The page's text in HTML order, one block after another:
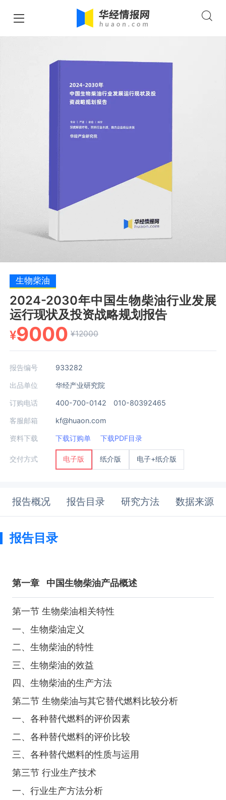
生物柴油
2024-2030年中国生物柴油行业发展
运行现状及投资战略规划报告
¥9000 ¥12000
报告编号 933282
出品单位 华经产业研究院
订购电话 400-700-0142 010-80392465
客服邮箱 kf@huaon.com
资料下载 下载订购单 下载PDF目录
交付方式 电子版 纸介版 电子+纸介版
报告概况 报告目录 研究方法 数据来源
报告目录
第一章 中国生物柴油产品概述
第一节 生物柴油相关特性
一、生物柴油定义
二、生物柴油的特性
三、生物柴油的效益
四、生物柴油的生产方法
第二节 生物柴油与其它替代燃料比较分析
一、各种替代燃料的评价因素
二、各种替代燃料的评价比较
三、各种替代燃料的性质与运用
第三节 行业生产技术
一、行业生产方法分析